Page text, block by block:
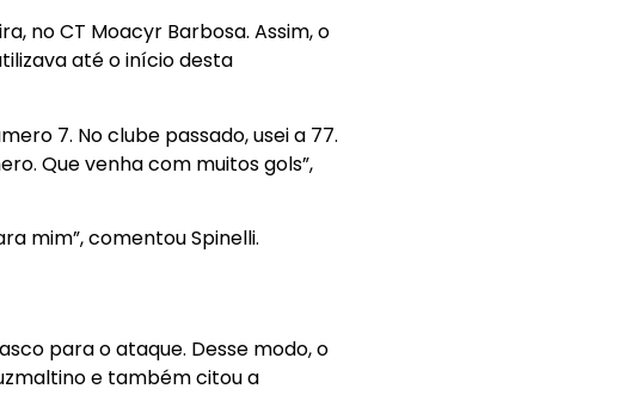
no CT Moacyr Barbosa. Assim, o
até o início desta
7. No clube passado, usei a 77.
Que venha com muitos gols”,
mim”, comentou Spinelli.
para o ataque. Desse modo, o
e também citou a